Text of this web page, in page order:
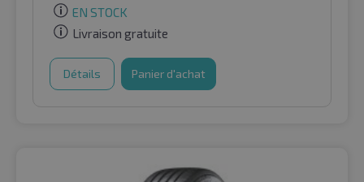
EN STOCK
Livraison gratuite
Détails Panier d'achat